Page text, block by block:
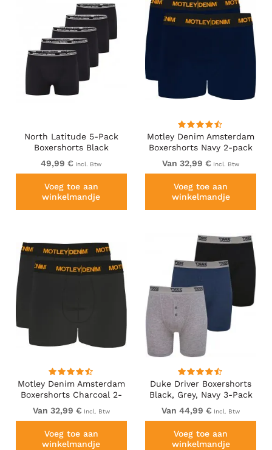
North Latitude 5-Pack
Boxershorts Black
49,99 € Incl. Btw
Voeg toe aan
winkelmandje
Motley Denim Amsterdam
Boxershorts Navy 2-pack
Van 32,99 € Incl. Btw
Voeg toe aan
winkelmandje
Motley Denim Amsterdam
Boxershorts Charcoal 2-
pack
Van 32,99 € Incl. Btw
Voeg toe aan
winkelmandje
Duke Driver Boxershorts
Black, Grey, Navy 3-Pack
Van 44,99 € Incl. Btw
Voeg toe aan
winkelmandje